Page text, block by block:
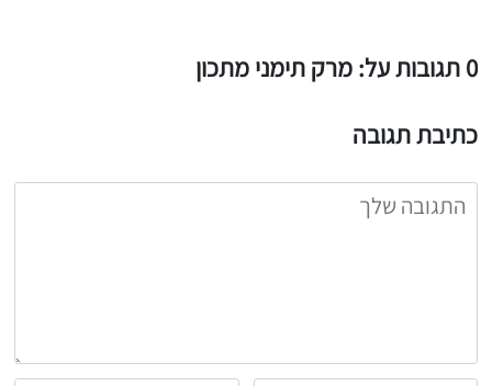
0 תגובות על: מרק תימני מתכון
כתיבת תגובה